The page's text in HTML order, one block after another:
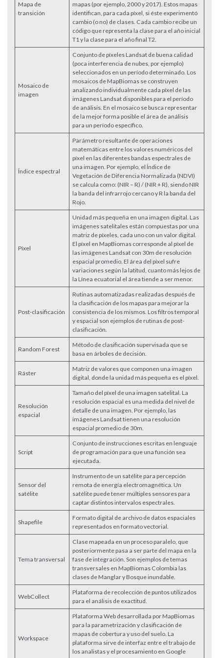
Mapa de
transición
mapas (por ejemplo, 2000 y 2017). Estos mapas
identifican, para cada píxel, si éste experimentó
cambio (o no) de clases. Cada cambio recibe un
código que representa la clase para el año inicial
T1 y la clase para el año final T2.
Mosaico de
imagen
Conjunto de píxeles Landsat de buena calidad
(poca interferencia de nubes, por ejemplo)
seleccionados en un período determinado. Los
mosaicos de MapBiomas se construyen
analizando individualmente cada píxel de las
imágenes Landsat disponibles para el período
de análisis. En el mosaico se busca representar
de la mejor forma posible el área de análisis
para un período específico.
Índice espectral
Parámetro resultante de operaciones
matemáticas entre los valores numéricos del
píxel en las diferentes bandas espectrales de
una imagen. Por ejemplo, el Índice de
Vegetación de Diferencia Normalizada (NDVI)
se calcula como: (NIR – R) / (NIR + R), siendo NIR
la banda del infrarrojo cercano y R la banda del
Rojo.
Píxel
Unidad más pequeña en una imagen digital. Las
imágenes satelitales están compuestas por una
matriz de píxeles, cada uno con un valor digital.
El píxel en MapBiomas corresponde al píxel de
las imágenes Landsat con 30m de resolución
espacial promedio. El área del píxel sufre
variaciones según la latitud, cuanto más lejos de
la Línea ecuatorial el área tiende a ser menor.
Post-clasificación
Rutinas automatizadas realizadas después de
la clasificación de los mapas para mejorar la
consistencia de los mismos. Los filtros temporal
y espacial son ejemplos de rutinas de post-
clasificación.
Random Forest
Método de clasificación supervisada que se
basa en árboles de decisión.
Ráster
Matriz de valores que componen una imagen
digital, donde la unidad más pequeña es el píxel.
Resolución
espacial
Tamaño del píxel de una imagen satelital. La
resolución espacial es una medida del nivel de
detalle de una imagen. Por ejemplo, las
imágenes Landsat tienen una resolución
espacial promedio de 30m.
Script
Conjunto de instrucciones escritas en lenguaje
de programación para que una función sea
ejecutada.
Sensor del
satélite
Instrumento de un satélite para percepción
remota de energía electromagnética. Un
satélite puede tener múltiples sensores para
captar distintos intervalos espectrales.
Shapefile
Formato digital de archivo de datos espaciales
representados en formato vectorial.
Tema transversal
Clase mapeada en un proceso paralelo, que
posteriormente pasa a ser parte del mapa en la
fase de integración. Son ejemplos de temas
transversales en MapBiomas Colombia las
clases de Manglar y Bosque inundable.
WebCollect
Plataforma de recolección de puntos utilizados
para el análisis de exactitud.
Workspace
Plataforma Web desarrollada por MapBiomas
para la parametrización y clasificación de
mapas de cobertura y uso del suelo. La
plataforma sirve de interfaz entre el trabajo de
los analistas y el procesamiento en Google